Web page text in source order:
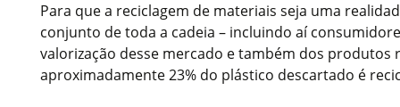
Para que a reciclagem de materiais seja uma
conjunto de toda a cadeia – incluindo aí
valorização desse mercado e também dos produtos
aproximadamente 23% do plástico descartado é